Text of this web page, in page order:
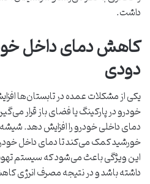
داشت.
کاهش دمای داخل
دودی
یکی از مشکلات عمده در تابستان‌ها
خودرو در پارکینگ یا فضای باز قرار
دمای داخلی خودرو را افزایش دهد.
خورشید کمک می‌کند تا دمای داخل
این ویژگی باعث می‌شود که سیستم
داشته باشد و در نتیجه مصرف انرژی